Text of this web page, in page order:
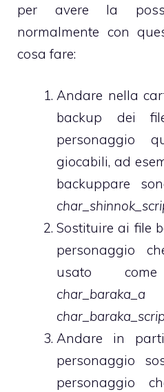
per avere la
normalmente con
cosa fare:
Andare nella
backup dei
personaggio
giocabili, ad
backuppare
Sostituire ai file
personaggio
usato
char_baraka_a
Andare in
personaggio
personaggio